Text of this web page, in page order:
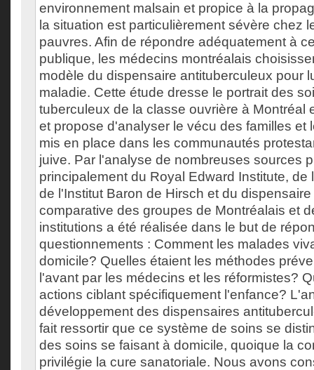
environnement malsain et propice à la
la situation est particulièrement sévère chez
pauvres. Afin de répondre adéquatement à
publique, les médecins montréalais
modèle du dispensaire antituberculeux pour
maladie. Cette étude dresse le portrait des
tuberculeux de la classe ouvrière à Montréal
et propose d'analyser le vécu des familles et
mis en place dans les communautés
juive. Par l'analyse de nombreuses sources
principalement du Royal Edward Institute, de
de l'Institut Baron de Hirsch et du
comparative des groupes de Montréalais et
institutions a été réalisée dans le but de
questionnements : Comment les malades
domicile? Quelles étaient les méthodes
l'avant par les médecins et les réformistes?
actions ciblant spécifiquement l'enfance?
développement des dispensaires
fait ressortir que ce système de soins se
des soins se faisant à domicile, quoique la
privilégie la cure sanatoriale. Nous avons